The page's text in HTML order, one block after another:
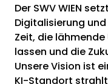
Der SWV WIEN
Digitalisierung
Zeit, die
lassen und die
Unsere Vision ist
KI-Standort